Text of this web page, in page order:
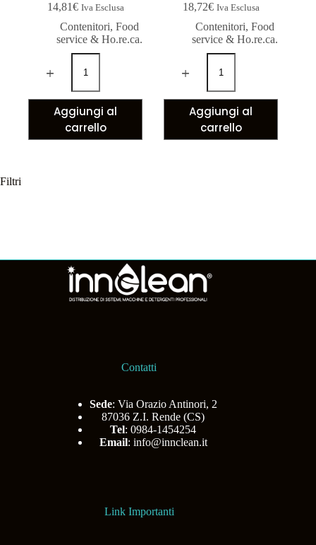
14,81€ Iva Esclusa
Contenitori,Food
service & Ho.re.ca.
Aggiungi al
carrello
18,72€ Iva Esclusa
Contenitori,Food
service & Ho.re.ca.
Aggiungi al
carrello
Filtri
Contatti
Sede: Via Orazio Antinori, 2
87036 Z.I. Rende (CS)
Tel: 0984-1454254
Email: info@innclean.it
Link Importanti